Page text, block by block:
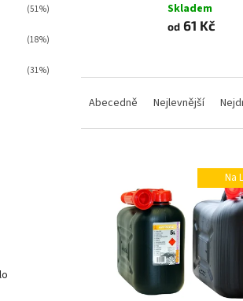
(51%)
(18%)
(31%)
Skladem
od 61 Kč
Abecedně Nejlevnější
Na